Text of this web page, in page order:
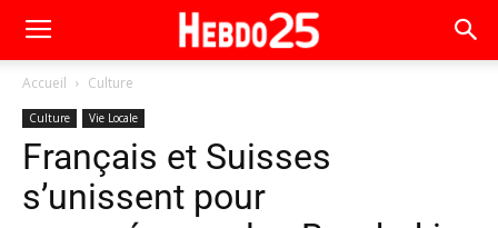
Accueil Culture
Culture Vie Locale
Français et Suisses
s’unissent pour